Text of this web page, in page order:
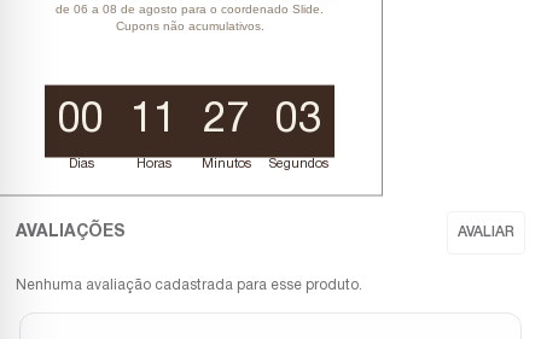
Especificações
- Modelagem Regular
- Blusa com detalhe punho manga de filete xadrez
- Calça com punhos de ribana
- Calça malha 100% algodão estampa de coelho
- Contém: 1 Blusa manga longa e 1 calça
Nenhuma avaliação cadastrada para esse produto.
de 06 a 08 de agosto para o coordenado Slide.
Cupons não acumulativos.
00
Dias
11
Horas
27
Minutos
03
Segundos